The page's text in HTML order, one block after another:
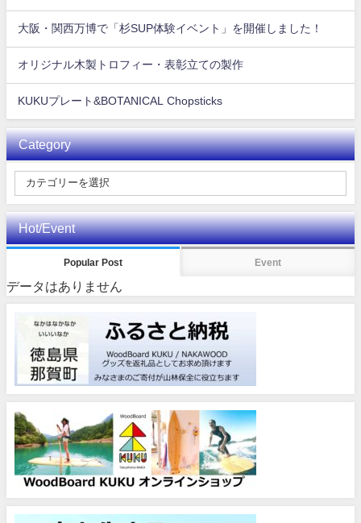
大阪・関西万博で「杉SUP体験イベント」を開催しました！
オリジナル木製トロフィー・表彰立ての製作
KUKUプレート&BOTANICAL Chopsticks
Category
Hot/Event
Popular Post Event
データはありません